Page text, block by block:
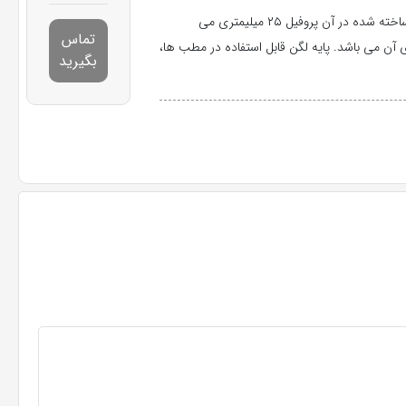
پایه لگن فلزی آب کروم خورده با پایه های چرخ دار می باشد. مواد ساخته شده در آن پروفیل ۲۵ میلیمتری می
آن می باشد. پایه لگن قابل استفاده در مطب ها،
تماس
بگیرید